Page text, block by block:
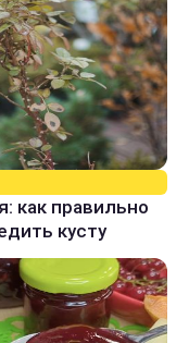
как правильно
кусту